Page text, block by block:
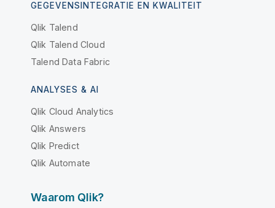
GEGEVENSINTEGRATIE EN KWALITEIT
Qlik Talend
Qlik Talend Cloud
Talend Data Fabric
ANALYSES & AI
Qlik Cloud Analytics
Qlik Answers
Qlik Predict
Qlik Automate
Waarom Qlik?